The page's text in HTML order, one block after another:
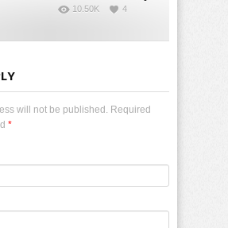
10.50K 4
will not be published. Required
*